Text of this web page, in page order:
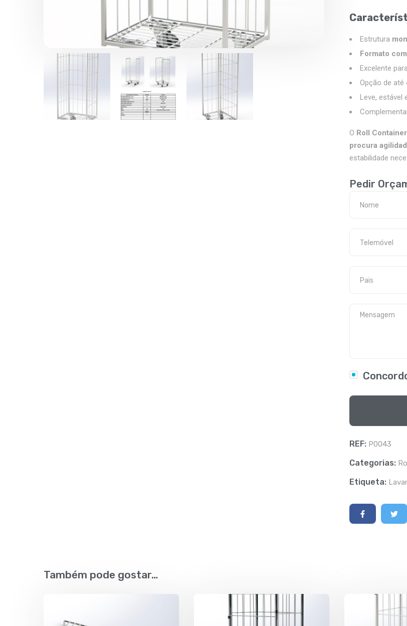
Estrutura
Formato
Excelente para
Opção de até
Leve, estável
O Roll
procura
estabilidade
Pedir
REF: P0043
Categorias:
Etiqueta:
Também pode gostar…